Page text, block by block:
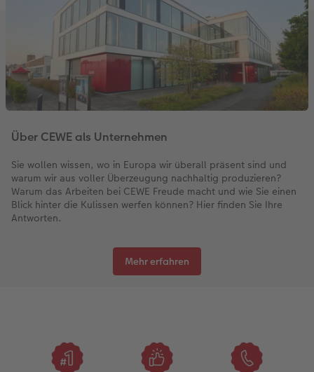
Über CEWE als Unternehmen
Sie wollen wissen, wo in Europa wir überall präsent sind und
warum wir aus voller Überzeugung nachhaltig produzieren?
Warum das Arbeiten bei CEWE Freude macht und wie Sie einen
Blick hinter die Kulissen werfen können? Hier finden Sie Ihre
Antworten.
Mehr erfahren